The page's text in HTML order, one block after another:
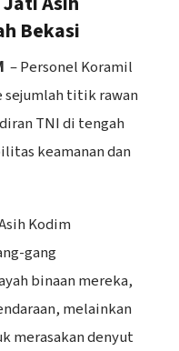
Bekasi
– Personel Koramil
sejumlah titik rawan
TNI di tengah
keamanan dan
Kodim
gang
binaan mereka,
melainkan
merasakan denyut